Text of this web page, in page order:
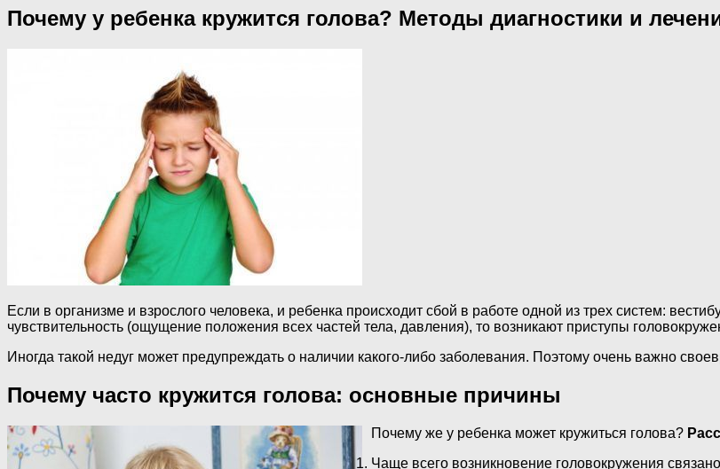
Почему у ребенка кружится голова? Методы диагностики и
Если в организме и взрослого человека, и ребенка происходит сбой в работе одной из трех систем:
чувствительность (ощущение положения всех частей тела, давления), то возникают приступы
Иногда такой недуг может предупреждать о наличии какого-либо заболевания. Поэтому очень важно
Почему часто кружится голова: основные причины
Почему же у ребенка может кружиться голова?
Чаще всего возникновение головокружения